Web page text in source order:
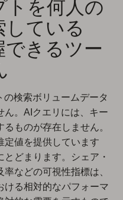
トを何人の
している
きるツー
検索ボリュームデータ
ん。AIクエリには、キー
ものが存在しません。
定値を提供しています
どまります。シェア・
などの可視性指標は、
ける相対的なパフォーマ